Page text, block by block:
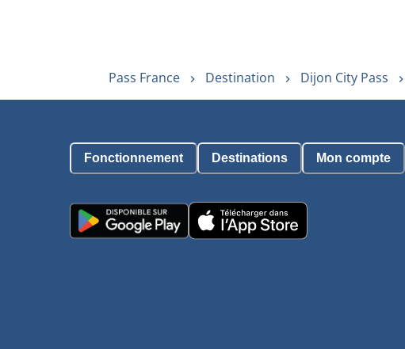
Pass France Destination Dijon City Pass
Fonctionnement Destinations Mon compte